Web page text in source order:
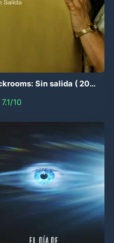
Sin salida (2026
7.1/10